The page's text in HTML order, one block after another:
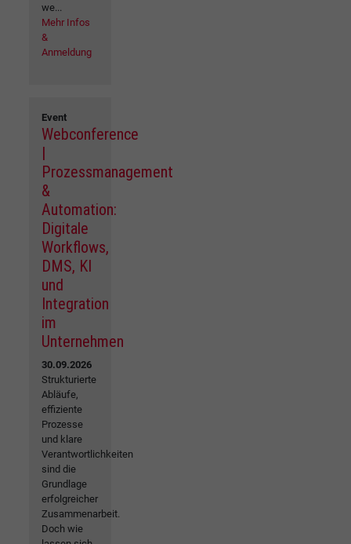
we...
Mehr Infos
&
Anmeldung
Event
Webconference
|
Prozessmanagement
&
Automation:
Digitale
Workflows,
DMS, KI
und
Integration
im
Unternehmen
30.09.2026
Strukturierte
Abläufe,
effiziente
Prozesse
und klare
Verantwortlichkeiten
sind die
Grundlage
erfolgreicher
Zusammenarbeit.
Doch wie